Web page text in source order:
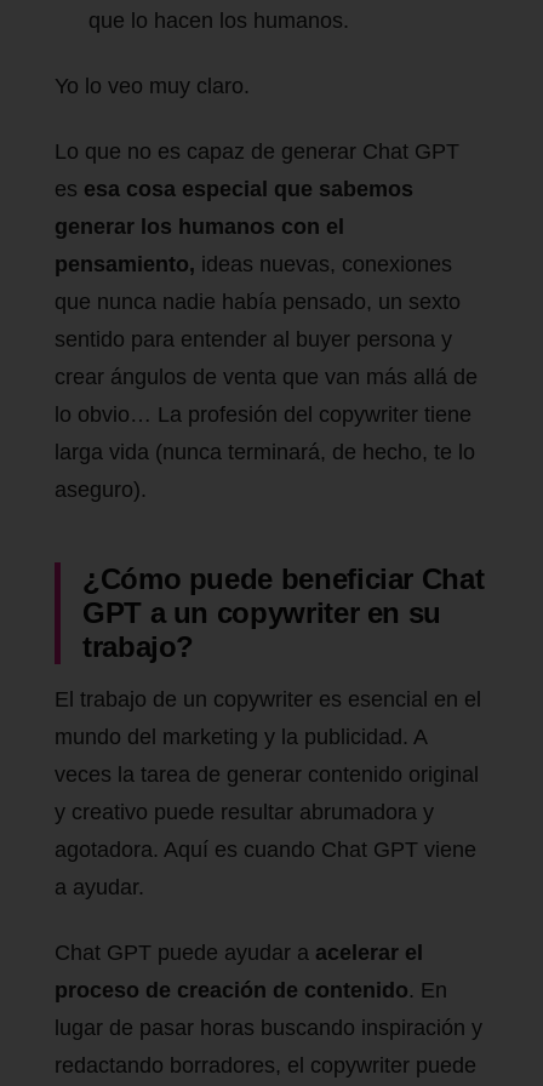
que lo hacen los humanos.
Yo lo veo muy claro.
Lo que no es capaz de generar Chat GPT
es esa cosa especial que sabemos
generar los humanos con el
pensamiento, ideas nuevas, conexiones
que nunca nadie había pensado, un sexto
sentido para entender al buyer persona y
crear ángulos de venta que van más allá de
lo obvio… La profesión del copywriter tiene
larga vida (nunca terminará, de hecho, te lo
aseguro).
¿Cómo puede beneficiar Chat
GPT a un copywriter en su
trabajo?
El trabajo de un copywriter es esencial en el
mundo del marketing y la publicidad. A
veces la tarea de generar contenido original
y creativo puede resultar abrumadora y
agotadora. Aquí es cuando Chat GPT viene
a ayudar.
Chat GPT puede ayudar a acelerar el
proceso de creación de contenido. En
lugar de pasar horas buscando inspiración y
redactando borradores, el copywriter puede